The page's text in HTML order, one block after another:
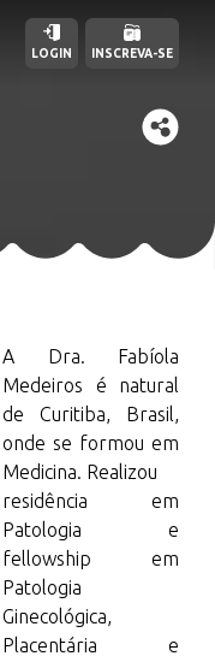
LOGIN INSCREVA-SE
A Dra. Fabíola
Medeiros é natural
de Curitiba, Brasil,
onde se formou em
Medicina. Realizou
residência em
Patologia e
fellowship em
Patologia
Ginecológica,
Placentária e